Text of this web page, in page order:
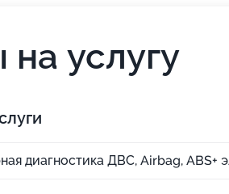
услугу
диагностика ДВС, Airbag, ABS+